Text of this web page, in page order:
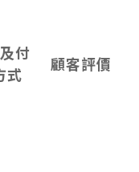
付
式
顧客評價